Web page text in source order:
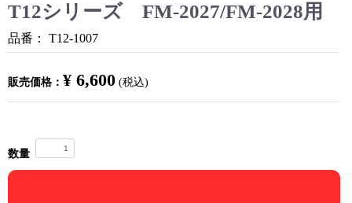
T12シリーズ FM-2027/FM-2028用
品番： T12-1007
販売価格： ¥ 6,600 (税込)
数量